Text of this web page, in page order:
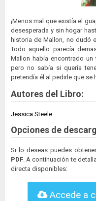
¡Menos mal que existía el
desesperada y sin hogar
historia de Mallon, no dudó
Todo aquello parecía
Mallon había encontrado un
pero no sabía si quería
pretendía él al pedirle que se
Autores del Libro:
Jessica Steele
Opciones de
Si lo deseas puedes
PDF . A continuación te
directa disponibles:
Accede a